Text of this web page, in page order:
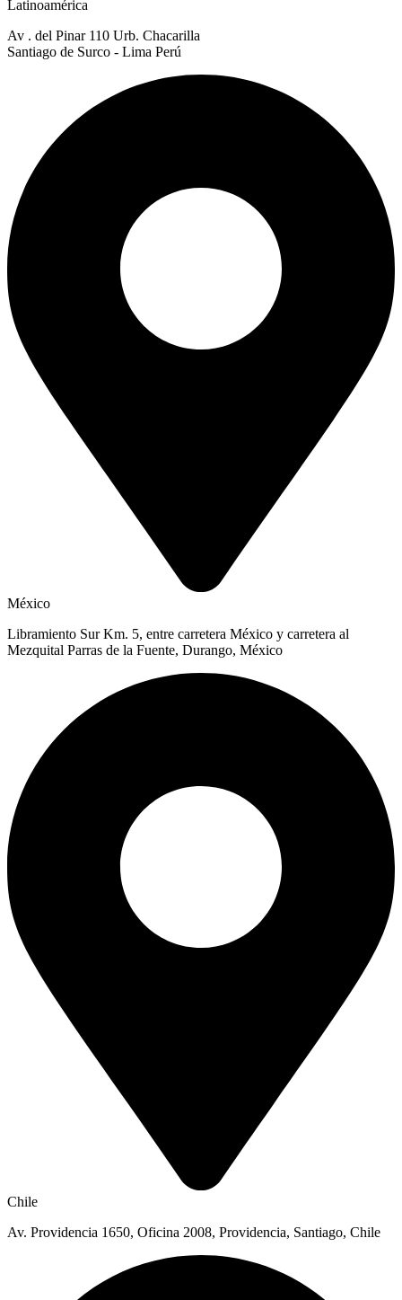
Latinoamérica
Av . del Pinar 110 Urb. Chacarilla
Santiago de Surco - Lima Perú
México
Libramiento Sur Km. 5, entre carretera México y carretera al
Mezquital Parras de la Fuente, Durango, México
Chile
Av. Providencia 1650, Oficina 2008, Providencia, Santiago, Chile